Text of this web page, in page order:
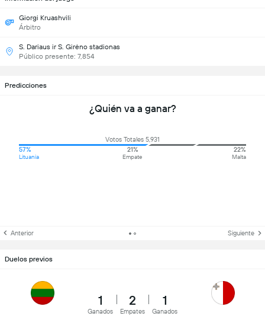
Giorgi Kruashvili
Árbitro
S. Dariaus ir S. Girėno stadionas
Público presente: 7,854
Predicciones
¿Quién va a ganar?
Votos Totales 5,931
57%
Lituania
21%
Empate
22%
Malta
Anterior Siguiente
Duelos previos
1
Ganados
2
Empates
1
Ganados